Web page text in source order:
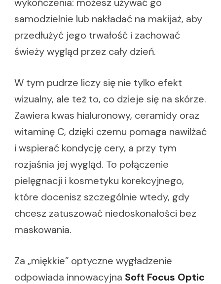
samodzielnie lub nakładać na makijaż, aby
przedłużyć jego trwałość i zachować
świeży wygląd przez cały dzień.
W tym pudrze liczy się nie tylko efekt
wizualny, ale też to, co dzieje się na skórze.
Zawiera kwas hialuronowy, ceramidy oraz
witaminę C, dzięki czemu pomaga nawilżać
i wspierać kondycję cery, a przy tym
rozjaśnia jej wygląd. To połączenie
pielęgnacji i kosmetyku korekcyjnego,
które docenisz szczególnie wtedy, gdy
chcesz zatuszować niedoskonałości bez
maskowania.
Za „miękkie” optyczne wygładzenie
odpowiada innowacyjna Soft Focus Optic